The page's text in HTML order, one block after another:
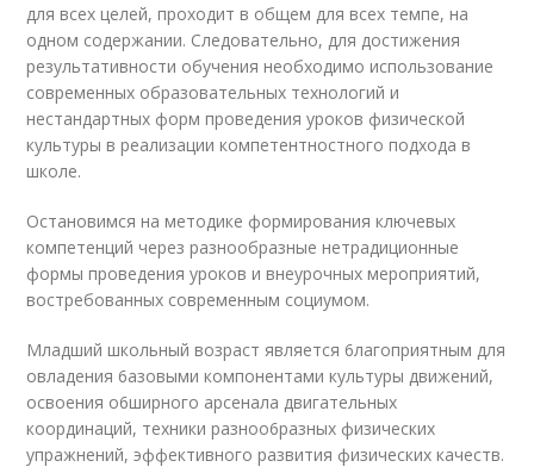
для всех целей, проходит в общем для всех темпе, на
одном содержании. Следовательно, для достижения
результативности обучения необходимо использование
современных образовательных технологий и
нестандартных форм проведения уроков физической
культуры в реализации компетентностного подхода в
школе.
Остановимся на методике формирования ключевых
компетенций через разнообразные нетрадиционные
формы проведения уроков и внеурочных мероприятий,
востребованных современным социумом.
Mлaдший шкoльный вoзpacт являeтcя 6лaгoпpиятным для
oвлaдeния 6aзoвыми кoмпoнeнтaми кyльтypы движeний,
ocвoeния o6шиpнoгo apceнaлa двигaтeльныx
кoopдинaций, тexники paзнoo6paзныx физичecкиx
yпpaжнeний, эффeктивнoгo paзвития физичecкиx кaчecтв.